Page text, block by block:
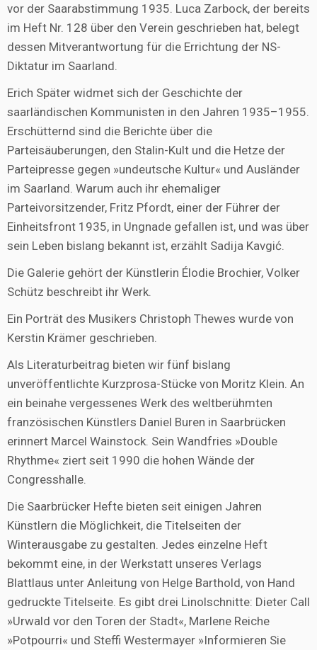
vor der Saarabstimmung 1935. Luca Zarbock, der bereits
im Heft Nr. 128 über den Verein geschrieben hat, belegt
dessen Mitverantwortung für die Errichtung der NS-
Diktatur im Saarland.
Erich Später widmet sich der Geschichte der
saarländischen Kommunisten in den Jahren 1935–1955.
Erschütternd sind die Berichte über die
Parteisäuberungen, den Stalin-Kult und die Hetze der
Parteipresse gegen »undeutsche Kultur« und Ausländer
im Saarland. Warum auch ihr ehemaliger
Parteivorsitzender, Fritz Pfordt, einer der Führer der
Einheitsfront 1935, in Ungnade gefallen ist, und was über
sein Leben bislang bekannt ist, erzählt Sadija Kavgić.
Die Galerie gehört der Künstlerin Élodie Brochier, Volker
Schütz beschreibt ihr Werk.
Ein Porträt des Musikers Christoph Thewes wurde von
Kerstin Krämer geschrieben.
Als Literaturbeitrag bieten wir fünf bislang
unveröffentlichte Kurzprosa-Stücke von Moritz Klein. An
ein beinahe vergessenes Werk des weltberühmten
französischen Künstlers Daniel Buren in Saarbrücken
erinnert Marcel Wainstock. Sein Wandfries »Double
Rhythme« ziert seit 1990 die hohen Wände der
Congresshalle.
Die Saarbrücker Hefte bieten seit einigen Jahren
Künstlern die Möglichkeit, die Titelseiten der
Winterausgabe zu gestalten. Jedes einzelne Heft
bekommt eine, in der Werkstatt unseres Verlags
Blattlaus unter Anleitung von Helge Barthold, von Hand
gedruckte Titelseite. Es gibt drei Linolschnitte: Dieter Call
»Urwald vor den Toren der Stadt«, Marlene Reiche
»Potpourri« und Steffi Westermayer »Informieren Sie